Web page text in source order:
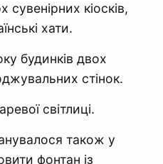
кіосків,
хати.
будинків двох
стінок.
світлиці.
також у
фонтан із